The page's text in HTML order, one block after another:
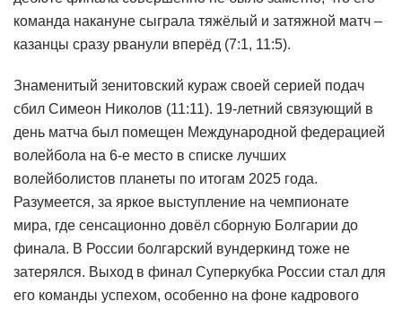
команда накануне сыграла тяжёлый и затяжной матч –
казанцы сразу рванули вперёд (7:1, 11:5).
Знаменитый зенитовский кураж своей серией подач
сбил Симеон Николов (11:11). 19-летний связующий в
день матча был помещен Международной федерацией
волейбола на 6-е место в списке лучших
волейболистов планеты по итогам 2025 года.
Разумеется, за яркое выступление на чемпионате
мира, где сенсационно довёл сборную Болгарии до
финала. В России болгарский вундеркинд тоже не
затерялся. Выход в финал Суперкубка России стал для
его команды успехом, особенно на фоне кадрового